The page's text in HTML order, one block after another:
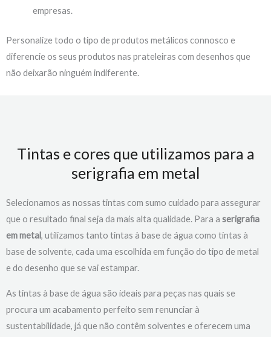
empresas.
Personalize todo o tipo de produtos metálicos connosco e
diferencie os seus produtos nas prateleiras com desenhos que
não deixarão ninguém indiferente.
Tintas e cores que utilizamos para a
serigrafia em metal
Selecionamos as nossas tintas com sumo cuidado para assegurar
que o resultado final seja da mais alta qualidade. Para a serigrafia
em metal, utilizamos tanto tintas à base de água como tintas à
base de solvente, cada uma escolhida em função do tipo de metal
e do desenho que se vai estampar.
As tintas à base de água são ideais para peças nas quais se
procura um acabamento perfeito sem renunciar à
sustentabilidade, já que não contêm solventes e oferecem uma